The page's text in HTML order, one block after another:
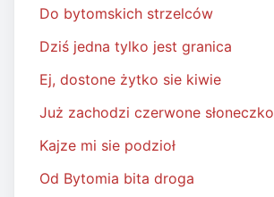
Do bytomskich strzelców
Dziś jedna tylko jest granica
Ej, dostone żytko sie kiwie
Już zachodzi czerwone słoneczko
Kajze mi sie podzioł
Od Bytomia bita droga